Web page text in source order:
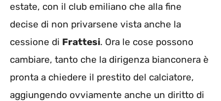
estate, con il club emiliano che alla fine
decise di non privarsene vista anche la
cessione di Frattesi. Ora le cose possono
cambiare, tanto che la dirigenza bianconera è
pronta a chiedere il prestito del calciatore,
aggiungendo ovviamente anche un diritto di